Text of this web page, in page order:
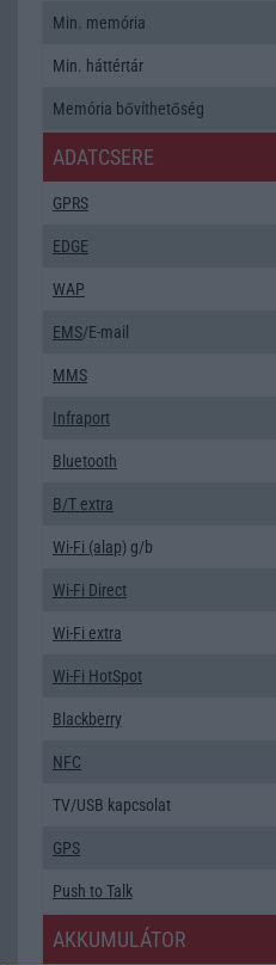
Min. memória
Min. háttértár
Memória bővíthetőség
ADATCSERE
GPRS
EDGE
WAP
EMS/E-mail
MMS
Infraport
Bluetooth
B/T extra
Wi-Fi (alap) g/b
Wi-Fi Direct
Wi-Fi extra
Wi-Fi HotSpot
Blackberry
NFC
TV/USB kapcsolat
GPS
Push to Talk
AKKUMULÁTOR